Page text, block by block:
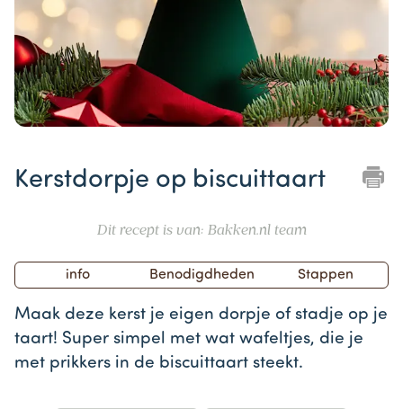
Kerstdorpje op biscuittaart
Dit recept is van: Bakken.nl team
of
info Benodigdheden Stappen
Maak deze kerst je eigen dorpje of stadje op je
taart! Super simpel met wat wafeltjes, die je
met prikkers in de biscuittaart steekt.